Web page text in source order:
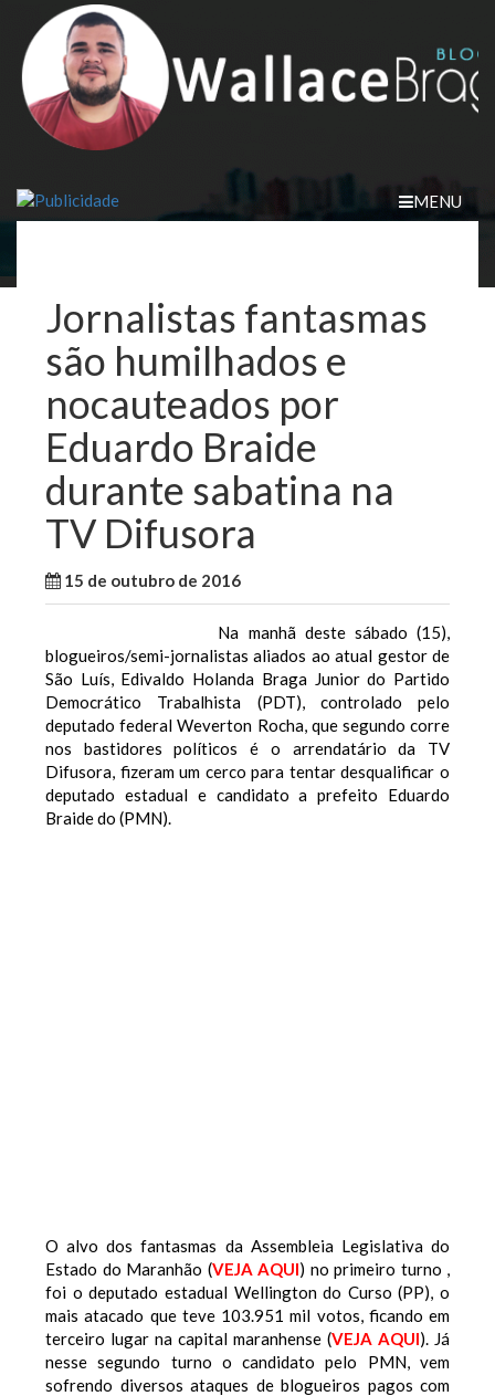
content
MENU
Jornalistas fantasmas
são humilhados e
nocauteados por
Eduardo Braide
durante sabatina na
TV Difusora
15 de outubro de 2016
Na manhã deste sábado (15),
blogueiros/semi-jornalistas aliados ao atual gestor de
São Luís, Edivaldo Holanda Braga Junior do Partido
Democrático Trabalhista (PDT), controlado pelo
deputado federal Weverton Rocha, que segundo corre
nos bastidores políticos é o arrendatário da TV
Difusora, fizeram um cerco para tentar desqualificar o
deputado estadual e candidato a prefeito Eduardo
Braide do (PMN).
O alvo dos fantasmas da Assembleia Legislativa do
Estado do Maranhão (VEJA AQUI) no primeiro turno ,
foi o deputado estadual Wellington do Curso (PP), o
mais atacado que teve 103.951 mil votos, ficando em
terceiro lugar na capital maranhense (VEJA AQUI). Já
nesse segundo turno o candidato pelo PMN, vem
sofrendo diversos ataques de blogueiros pagos com